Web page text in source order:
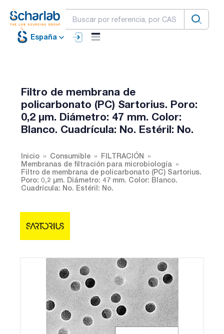
España
Filtro de membrana de
policarbonato (PC) Sartorius. Poro:
0,2 µm. Diámetro: 47 mm. Color:
Blanco. Cuadrícula: No. Estéril: No.
Inicio Consumible
FILTRACIÓN
Membranas de filtración para microbiología
Filtro de membrana de policarbonato (PC) Sartorius.
Poro: 0,2 µm. Diámetro: 47 mm. Color: Blanco.
Cuadrícula: No. Estéril: No.